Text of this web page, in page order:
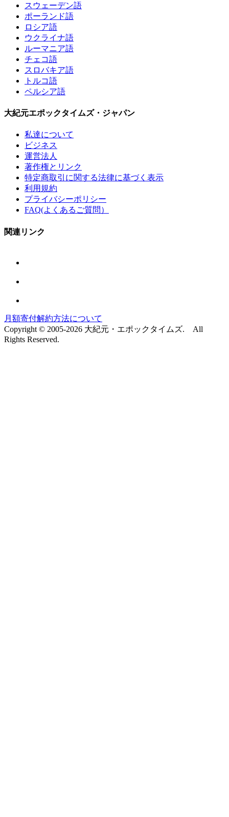
スウェーデン語
ポーランド語
ロシア語
ウクライナ語
ルーマニア語
チェコ語
スロバキア語
トルコ語
ペルシア語
大紀元エポックタイムズ・ジャパン
私達について
ビジネス
運営法人
著作権とリンク
特定商取引に関する法律に基づく表示
利用規約
プライバシーポリシー
FAQ(よくあるご質問）
関連リンク
月額寄付解約方法について
Copyright © 2005-2026 大紀元・エポックタイムズ. All
Rights Reserved.